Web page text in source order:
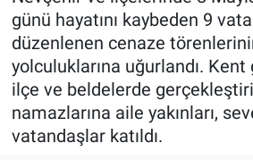
günü hayatını kaybeden 9
düzenlenen cenaze
yolculuklarına uğurlandı. Kent
ilçe ve beldelerde
namazlarına aile yakınları,
vatandaşlar katıldı.
Ekonomi
Kapadokya
Turizm
Kültür - Sanat
Tüm Manşetler
Son Dakika Haberleri
Haber Arşivi